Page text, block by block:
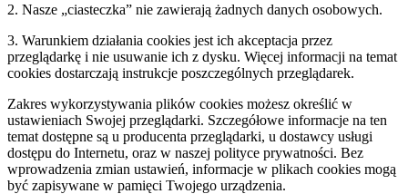
2. Nasze „ciasteczka” nie zawierają żadnych danych osobowych.
3. Warunkiem działania cookies jest ich akceptacja przez
przeglądarkę i nie usuwanie ich z dysku. Więcej informacji na temat
cookies dostarczają instrukcje poszczególnych przeglądarek.
Zakres wykorzystywania plików cookies możesz określić w
ustawieniach Swojej przeglądarki. Szczegółowe informacje na ten
temat dostępne są u producenta przeglądarki, u dostawcy usługi
dostępu do Internetu, oraz w naszej polityce prywatności. Bez
wprowadzenia zmian ustawień, informacje w plikach cookies mogą
być zapisywane w pamięci Twojego urządzenia.